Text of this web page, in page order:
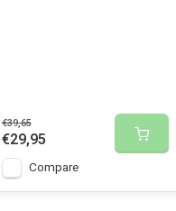
€39,65
€29,95
Compare